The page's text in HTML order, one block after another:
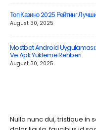
Топ Казино 2025 Рейтинг
August 30, 2025
Mostbet Android
Ve Apk Yükleme Rehberi
August 30, 2025
Nulla nunc dui, tristique in